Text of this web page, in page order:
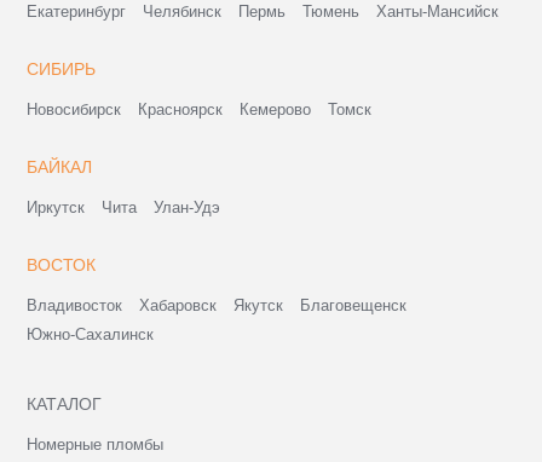
Екатеринбург Челябинск Пермь Тюмень Ханты-Мансийск
СИБИРЬ
Новосибирск Красноярск Кемерово Томск
БАЙКАЛ
Иркутск Чита Улан-Удэ
ВОСТОК
Владивосток Хабаровск Якутск
Благовещенск
Южно-Сахалинск
КАТАЛОГ
Номерные пломбы